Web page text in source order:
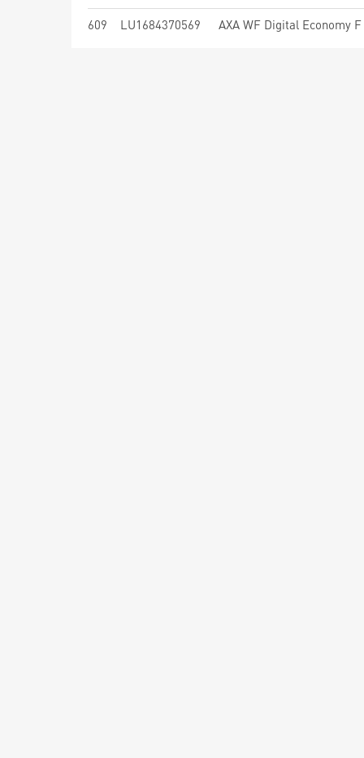
609 LU1684370569 AXA WF Digital Economy